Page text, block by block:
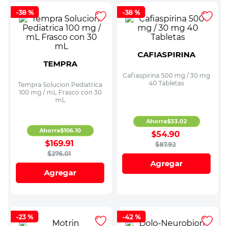
-38 %
TEMPRA
Tempra Solucion Pediatrica
100 mg / mL Frasco con 30
mL
$276.01
$169.91
Ahorra$106.10
Agregar
-38 %
CAFIASPIRINA
Cafiaspirina 500 mg / 30 mg
40 Tabletas
$87.92
$54.90
Ahorra$33.02
Agregar
-23 % -42 %